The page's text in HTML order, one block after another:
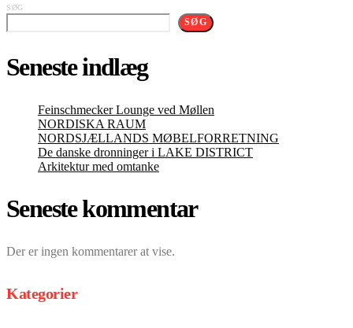
SØG
SØG
Seneste indlæg
Feinschmecker Lounge ved Møllen
NORDISKA RAUM
NORDSJÆLLANDS MØBELFORRETNING
De danske dronninger i LAKE DISTRICT
Arkitektur med omtanke
Seneste kommentar
Der er ingen kommentarer at vise.
Kategorier